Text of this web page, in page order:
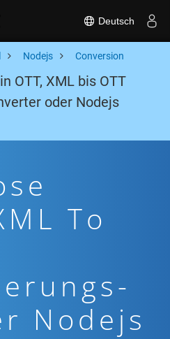
Deutsch
Nodejs Conversion
OTT, XML bis OTT
oder Nodejs
To
Nodejs